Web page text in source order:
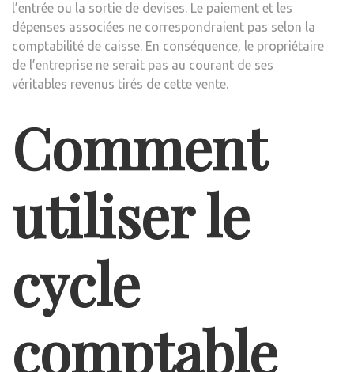
l’entrée ou la sortie de devises. Le paiement et les
dépenses associées ne correspondraient pas selon la
comptabilité de caisse. En conséquence, le propriétaire
de l’entreprise ne serait pas au courant de ses
véritables revenus tirés de cette vente.
Comment
utiliser le
cycle
comptable